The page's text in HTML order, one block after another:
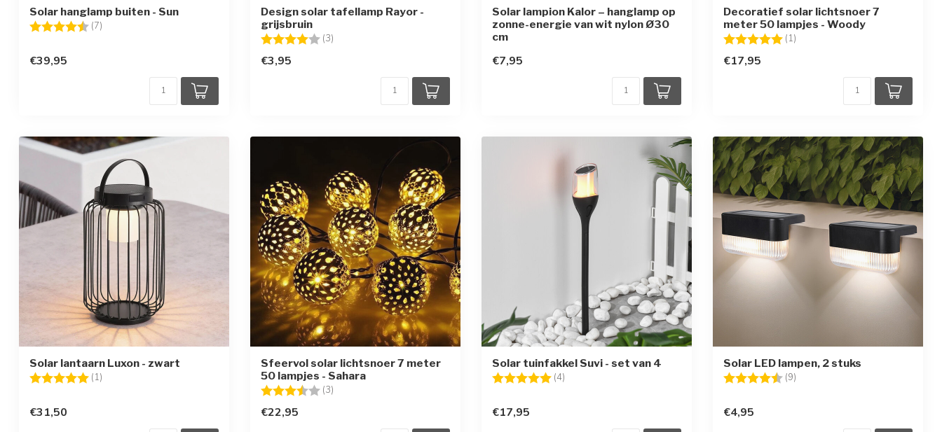
Solar hanglamp buiten - Sun
Beoordeling: (7)
€39,95
Design solar tafellamp Rayor -
grijsbruin
Beoordeling: (3)
€3,95
Solar lampion Kalor – hanglamp op
zonne-energie van wit nylon Ø30
cm
€7,95
Decoratief solar lichtsnoer 7
meter 50 lampjes - Woody
Beoordeling: (1)
€17,95
Solar lantaarn Luxon - zwart
Beoordeling: (1)
€31,50
Sfeervol solar lichtsnoer 7 meter
50 lampjes - Sahara
Beoordeling: (3)
€22,95
Solar tuinfakkel Suvi - set van 4
Beoordeling: (4)
€17,95
Solar LED lampen, 2 stuks
Beoordeling: (9)
€4,95